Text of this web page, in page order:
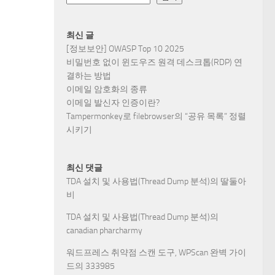
최신 글
[정보보안] OWASP Top 10 2025
비밀번호 없이 윈도우즈 원격 데스크톱(RDP) 연
결하는 방법
이메일 암호화의 종류
이메일 발신자 인증이란?
Tampermonkey로 filebrowser의 “공유 목록” 정렬
시키기
최신 댓글
TDA 설치 및 사용법(Thread Dump 분석)의 딸둘아
비
TDA 설치 및 사용법(Thread Dump 분석)의
canadian pharcharmy
워드프레스 취약점 스캔 도구, WPScan 완벽 가이
드의 333985